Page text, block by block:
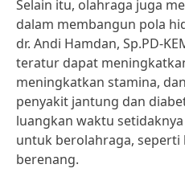
Selain itu, olahraga juga
dalam membangun pola
dr. Andi Hamdan, Sp.PD-
teratur dapat
meningkatkan stamina,
penyakit jantung dan
luangkan waktu
untuk berolahraga, seperti
berenang.